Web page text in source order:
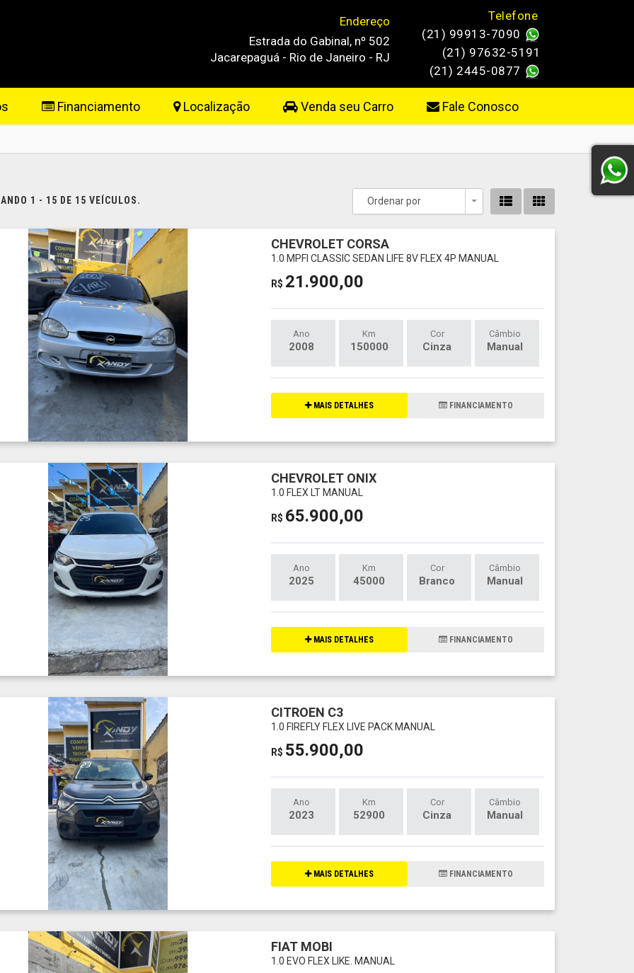
Telefone
(21) 99913-7090
(21) 97632-5191
(21) 2445-0877
Endereço
Estrada do Gabinal, nº 502
Jacarepaguá - Rio de Janeiro - RJ
Financiamento Localização Venda seu Carro Fale Conosco
1 - 15 DE 15 VEÍCULOS. Ordenar por
Toggle Dropdown
CHEVROLET CORSA
1.0 MPFI CLASSIC SEDAN LIFE 8V FLEX 4P MANUAL
R$ 21.900,00
Ano
2008
Km
150000
Cor
Cinza
Câmbio
Manual
MAIS DETALHES FINANCIAMENTO
CHEVROLET ONIX
1.0 FLEX LT MANUAL
R$ 65.900,00
Ano
2025
Km
45000
Cor
Branco
Câmbio
Manual
MAIS DETALHES FINANCIAMENTO
CITROEN C3
1.0 FIREFLY FLEX LIVE PACK MANUAL
R$ 55.900,00
Ano
2023
Km
52900
Cor
Cinza
Câmbio
Manual
MAIS DETALHES FINANCIAMENTO
FIAT MOBI
1.0 EVO FLEX LIKE. MANUAL